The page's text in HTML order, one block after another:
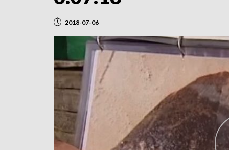
2018-07-06